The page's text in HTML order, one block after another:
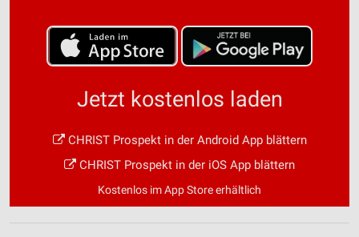
Jetzt kostenlos laden
CHRIST Prospekt in der Android App blättern
CHRIST Prospekt in der iOS App blättern
Kostenlos im App Store erhältlich